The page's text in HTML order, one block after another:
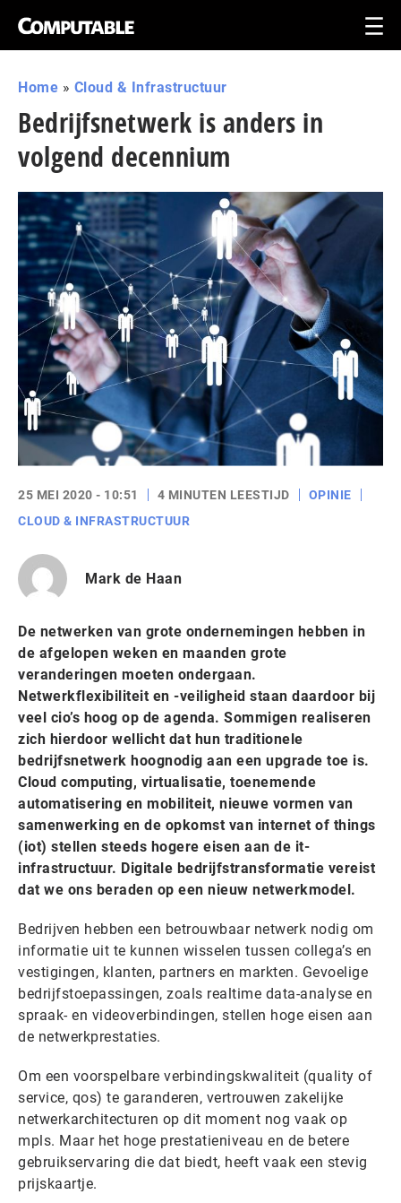
Home » Cloud & Infrastructuur
Bedrijfsnetwerk is anders in
volgend decennium
25 MEI 2020 - 10:51 4 MINUTEN LEESTIJD
OPINIE
CLOUD & INFRASTRUCTUUR
Mark de Haan
De netwerken van grote ondernemingen hebben in
de afgelopen weken en maanden grote
veranderingen moeten ondergaan.
Netwerkflexibiliteit en -veiligheid staan daardoor bij
veel cio’s hoog op de agenda. Sommigen realiseren
zich hierdoor wellicht dat hun traditionele
bedrijfsnetwerk hoognodig aan een upgrade toe is.
Cloud computing, virtualisatie, toenemende
automatisering en mobiliteit, nieuwe vormen van
samenwerking en de opkomst van internet of things
(iot) stellen steeds hogere eisen aan de it-
infrastructuur. Digitale bedrijfstransformatie vereist
dat we ons beraden op een nieuw netwerkmodel.
Bedrijven hebben een betrouwbaar netwerk nodig om
informatie uit te kunnen wisselen tussen collega’s en
vestigingen, klanten, partners en markten. Gevoelige
bedrijfstoepassingen, zoals realtime data-analyse en
spraak- en videoverbindingen, stellen hoge eisen aan
de netwerkprestaties.
Om een voorspelbare verbindingskwaliteit (quality of
service, qos) te garanderen, vertrouwen zakelijke
netwerkarchitecturen op dit moment nog vaak op
mpls. Maar het hoge prestatieniveau en de betere
gebruikservaring die dat biedt, heeft vaak een stevig
prijskaartje.